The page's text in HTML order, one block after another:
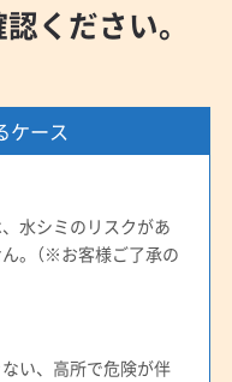
ください。
ケース
水シミのリスクがあ
。（※お客様ご了承の
い、高所で危険が伴